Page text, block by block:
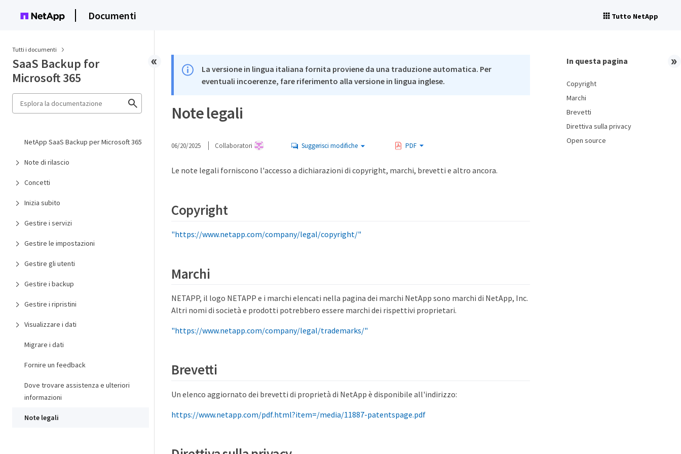
Documenti Tutto NetApp
Tutti i documenti
SaaS Backup for
Microsoft 365
NetApp SaaS Backup per Microsoft 365
Note di rilascio
Concetti
Inizia subito
Gestire i servizi
Gestire le impostazioni
Gestire gli utenti
Gestire i backup
Gestire i ripristini
Visualizzare i dati
Migrare i dati
Fornire un feedback
Dove trovare assistenza e ulteriori
informazioni
Note legali
La versione in lingua italiana fornita proviene da una traduzione automatica. Per
eventuali incoerenze, fare riferimento alla versione in lingua inglese.
Note legali
06/20/2025 Collaboratori Suggerisci modifiche PDF
Le note legali forniscono l'accesso a dichiarazioni di copyright, marchi, brevetti e altro ancora.
Copyright
"https://www.netapp.com/company/legal/copyright/"
Marchi
NETAPP, il logo NETAPP e i marchi elencati nella pagina dei marchi NetApp sono marchi di NetApp, Inc.
Altri nomi di società e prodotti potrebbero essere marchi dei rispettivi proprietari.
"https://www.netapp.com/company/legal/trademarks/"
Brevetti
Un elenco aggiornato dei brevetti di proprietà di NetApp è disponibile all'indirizzo:
https://www.netapp.com/pdf.html?item=/media/11887-patentspage.pdf
In questa pagina
Copyright
Marchi
Brevetti
Direttiva sulla privacy
Open source